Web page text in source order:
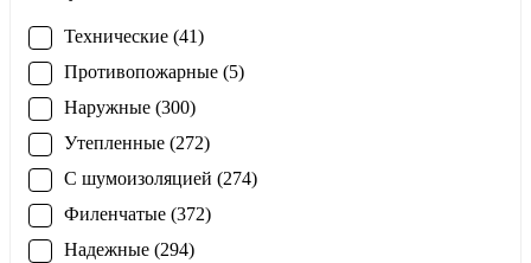
Технические (41)
Противопожарные (5)
Наружные (300)
Утепленные (272)
С шумоизоляцией (274)
Филенчатые (372)
Надежные (294)